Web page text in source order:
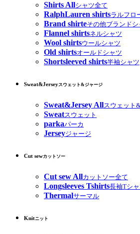
Shirts Allシャツ全て
RalphLauren shirtsラルフロ
Brand shirteその他ブランドシ
Flannel shirtsネルシャツ
Wool shirtsウールシャツ
Old shirtsオールドシャツ
Shortsleeved shirts半袖シャツ
Sweat&Jerseyスウェット&ジャージ
Sweat&Jersey Allスウェット
Sweatスウェット
parkaパーカ
Jerseyジャージ
Cut sewカットソー
Cut sew Allカットソー全て
Longsleeves Tshirts長袖Tシ
Thermalサーマル
Knitニット